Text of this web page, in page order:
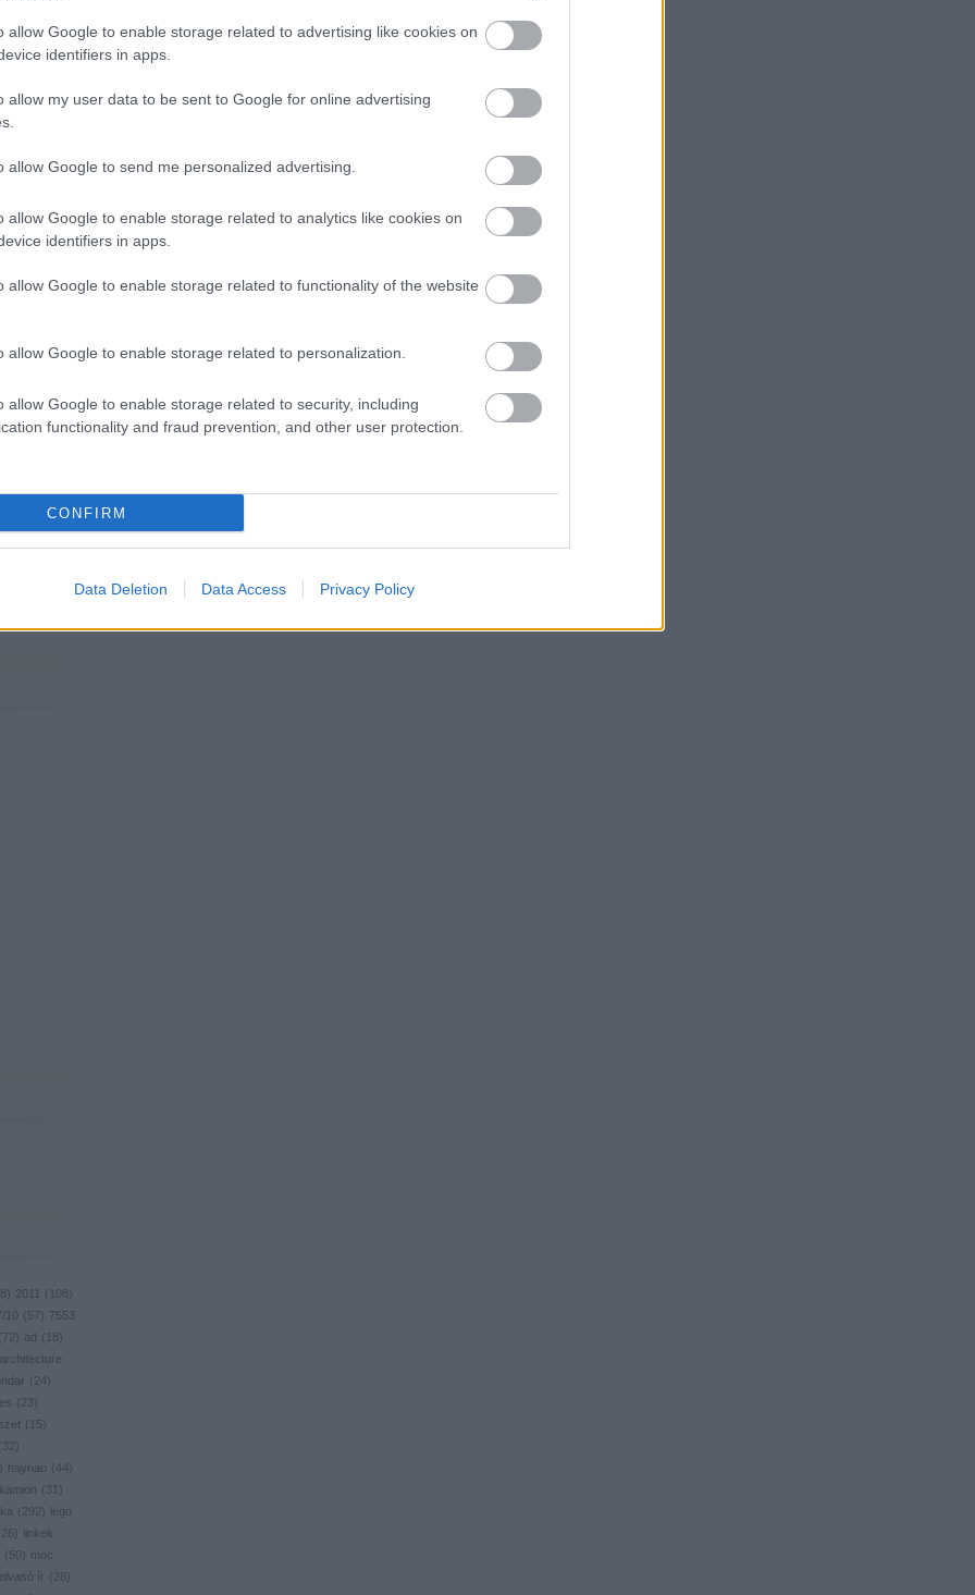
allow Google to enable storage related to advertising like cookies on
identifiers in apps.
allow my user data to be sent to Google for online advertising
allow Google to send me personalized advertising.
allow Google to enable storage related to analytics like cookies on
identifiers in apps.
allow Google to enable storage related to functionality of the website
allow Google to enable storage related to personalization.
allow Google to enable storage related to security, including
functionality and fraud prevention, and other user protection.
CONFIRM
Data Deletion Data Access Privacy Policy
árak
LEGO, van
játszik:
használtan
7636
) 2011 ( 108 )
10 ( 57) 7553
72) ad ( 18 )
architecture
( 24)
( 23)
( 15)
32)
) haynau ( 44)
kamion ( 31
)
( 292)
lego
26 )
linkek
( 50) moc
olvasó ír ( 28 )